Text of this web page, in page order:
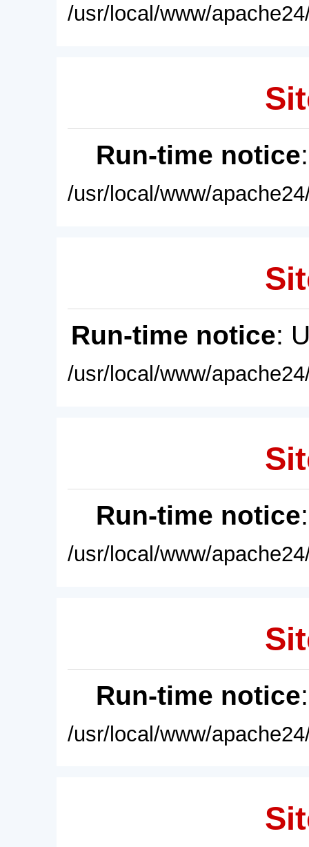
/usr/local/www/
Run-time notice
/usr/local/www/
Run-time notice:
/usr/local/www/
Run-time notice
/usr/local/www/
Run-time notice
/usr/local/www/